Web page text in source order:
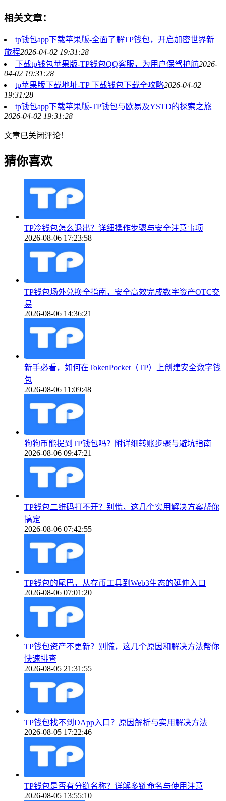
相关文章：
tp钱包app下载苹果版-全面了解TP钱包，开启加密世界新
旅程2026-04-02 19:31:28
下载tp钱包苹果版-TP钱包QQ客服，为用户保驾护航2026-
04-02 19:31:28
tp苹果版下载地址-TP 下载钱包下载全攻略2026-04-02
19:31:28
tp钱包app下载苹果版-TP钱包与欧易及YSTD的探索之旅
2026-04-02 19:31:28
文章已关闭评论！
猜你喜欢
TP冷钱包怎么退出？详细操作步骤与安全注意事项
2026-08-06 17:23:58
TP钱包场外兑换全指南，安全高效完成数字资产OTC交
易
2026-08-06 14:36:21
新手必看，如何在TokenPocket（TP）上创建安全数字钱
包
2026-08-06 11:09:48
狗狗币能提到TP钱包吗？附详细转账步骤与避坑指南
2026-08-06 09:47:21
TP钱包二维码打不开？别慌，这几个实用解决方案帮你
搞定
2026-08-06 07:42:55
TP钱包的尾巴，从存币工具到Web3生态的延伸入口
2026-08-06 07:01:20
TP钱包资产不更新？别慌，这几个原因和解决方法帮你
快速排查
2026-08-05 21:31:55
TP钱包找不到DApp入口？原因解析与实用解决方法
2026-08-05 17:22:46
TP钱包是否有分链名称？详解多链命名与使用注意
2026-08-05 13:55:10